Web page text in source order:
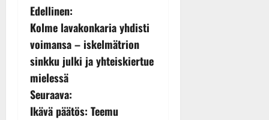
P
o
s
t
n
Edellinen:
Kolme lavakonkaria yhdisti
voimansa – iskelmätrion
sinkku julki ja yhteiskiertue
mielessä
Seuraava:
Ikävä päätös: Teemu